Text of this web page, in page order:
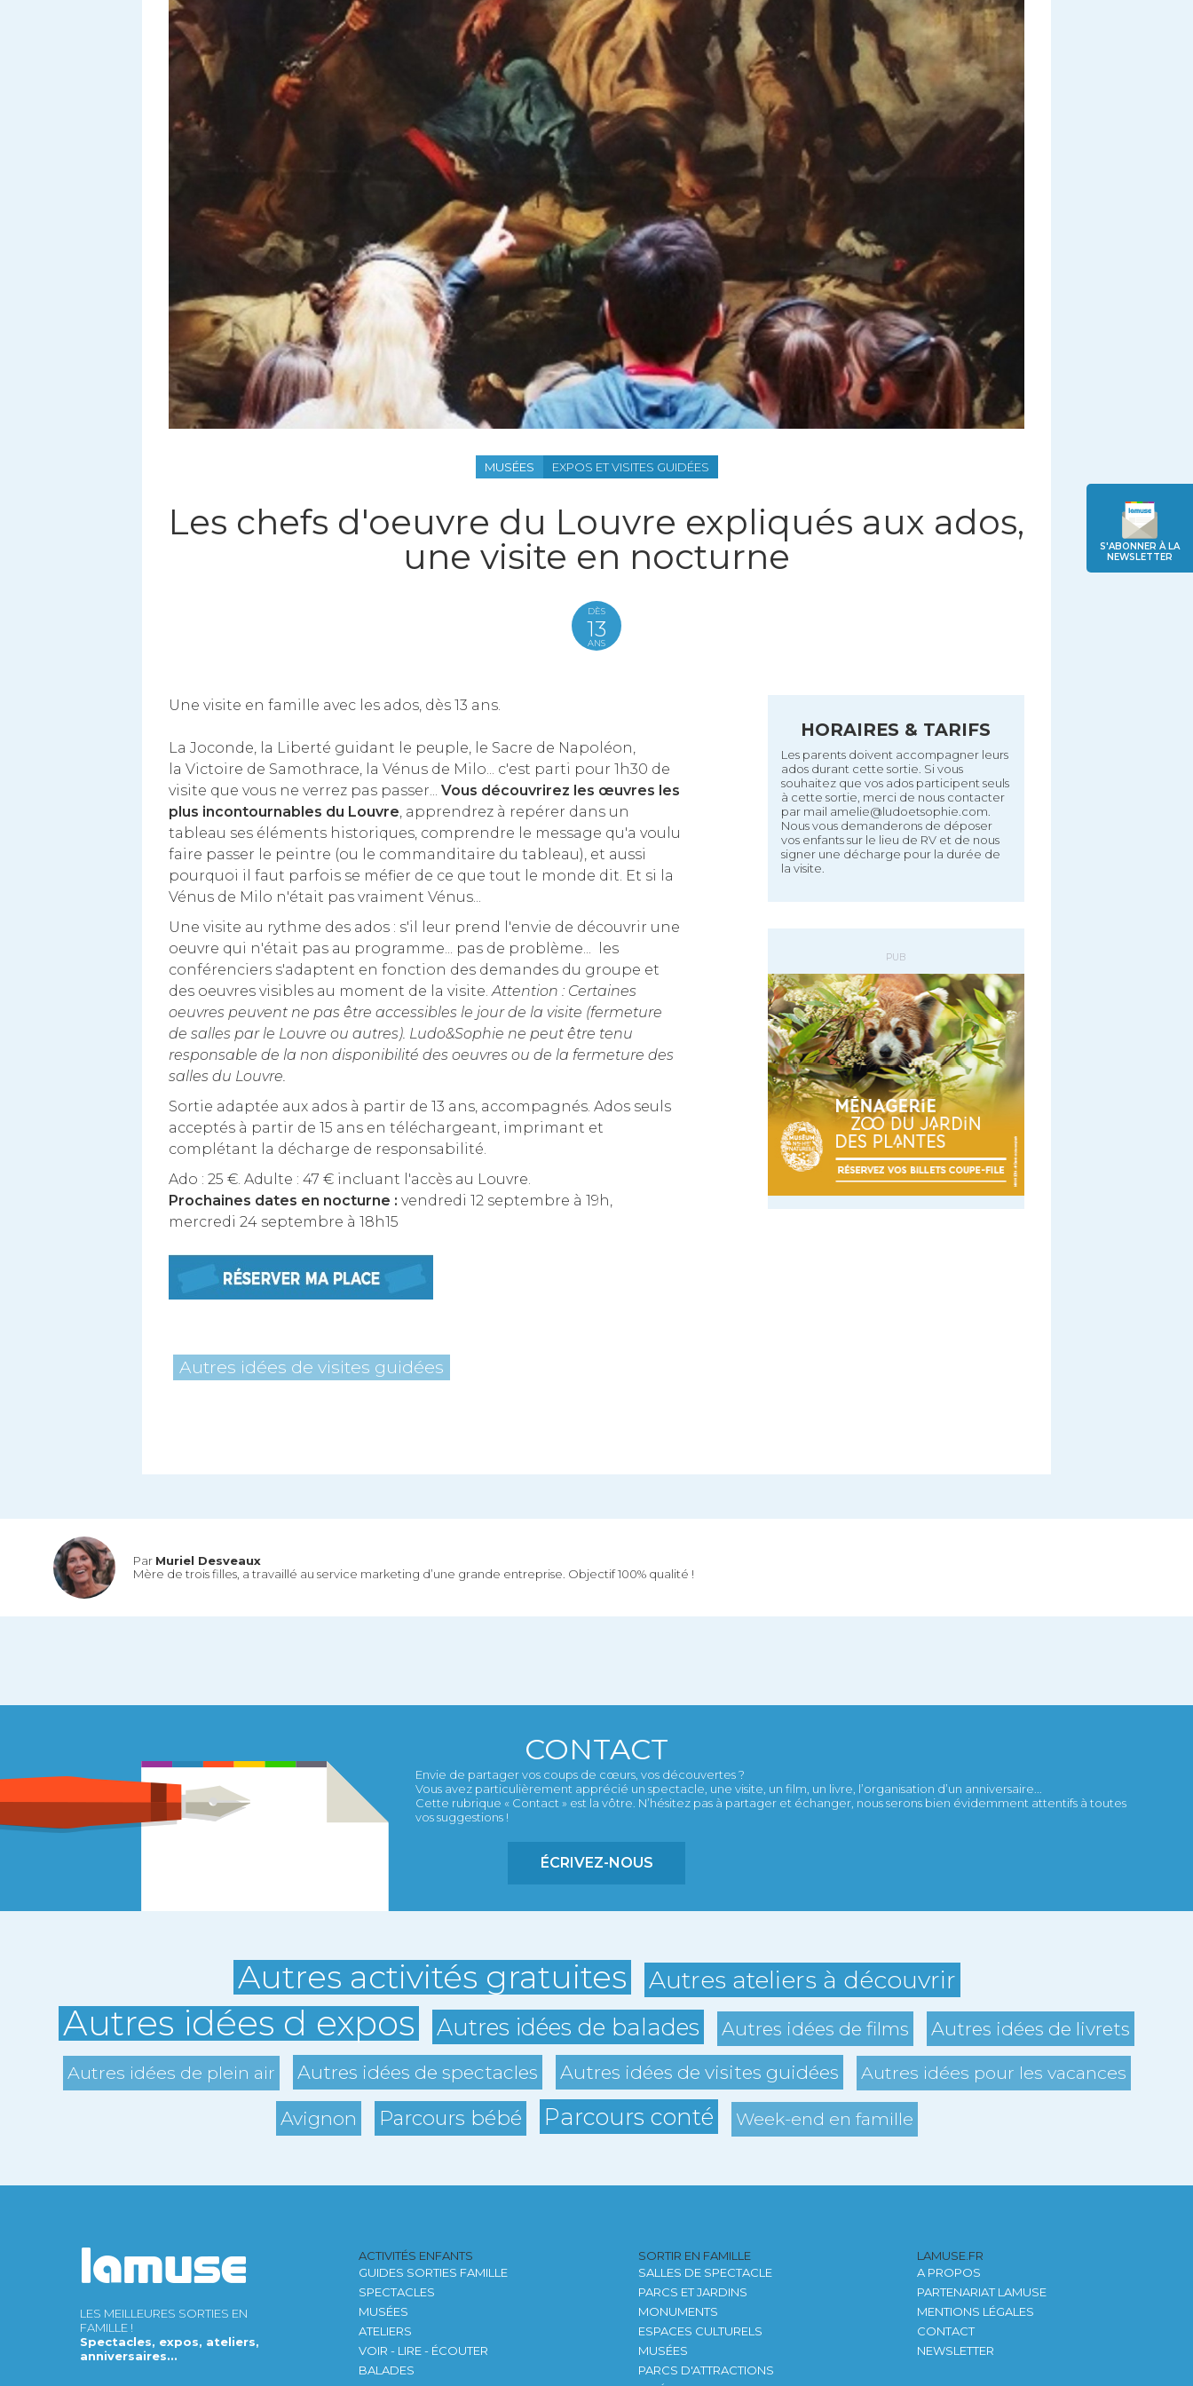
S'ABONNER À LA
NEWSLETTER
MUSÉES EXPOS ET VISITES GUIDÉES
Les chefs d'oeuvre du Louvre expliqués aux ados,
une visite en nocturne
DÈS
13
ANS
Une visite en famille avec les ados, dès 13 ans.
La Joconde, la Liberté guidant le peuple, le Sacre de Napoléon,
la Victoire de Samothrace, la Vénus de Milo... c'est parti pour 1h30 de
visite que vous ne verrez pas passer... Vous découvrirez les œuvres les
plus incontournables du Louvre, apprendrez à repérer dans un
tableau ses éléments historiques, comprendre le message qu'a voulu
faire passer le peintre (ou le commanditaire du tableau), et aussi
pourquoi il faut parfois se méfier de ce que tout le monde dit. Et si la
Vénus de Milo n'était pas vraiment Vénus...
Une visite au rythme des ados : s'il leur prend l'envie de découvrir une
oeuvre qui n'était pas au programme... pas de problème... les
conférenciers s'adaptent en fonction des demandes du groupe et
des oeuvres visibles au moment de la visite.Attention : Certaines
oeuvres peuvent ne pas être accessibles le jour de la visite (fermeture
de salles par le Louvre ou autres). Ludo&Sophie ne peut être tenu
responsable de la non disponibilité des oeuvres ou de la fermeture des
salles du Louvre.
Sortie adaptée aux ados à partir de 13 ans, accompagnés. Ados seuls
acceptés à partir de 15 ans en téléchargeant, imprimant et
complétant la décharge de responsabilité.
Ado : 25 €. Adulte : 47 € incluant l'accès au Louvre.
Prochaines dates en nocturne : vendredi 12 septembre à 19h,
mercredi 24 septembre à 18h15
Autres idées de visites guidées
HORAIRES & TARIFS
Les parents doivent accompagner leurs
ados durant cette sortie. Si vous
souhaitez que vos ados participent seuls
à cette sortie, merci de nous contacter
par mail amelie@ludoetsophie.com.
Nous vous demanderons de déposer
vos enfants sur le lieu de RV et de nous
signer une décharge pour la durée de
la visite.
PUB
Par Muriel Desveaux
Mère de trois filles, a travaillé au service marketing d’une grande entreprise. Objectif 100% qualité !
CONTACT
Envie de partager vos coups de cœurs, vos découvertes ?
Vous avez particulièrement apprécié un spectacle, une visite, un film, un livre, l’organisation d’un anniversaire...
Cette rubrique « Contact » est la vôtre. N’hésitez pas à partager et échanger, nous serons bien évidemment attentifs à toutes
vos suggestions !
ÉCRIVEZ-NOUS
Autres activités gratuites Autres ateliers à découvrir
Autres idées d expos Autres idées de balades Autres idées de films Autres idées de livrets
Autres idées de plein air Autres idées de spectacles Autres idées de visites guidées Autres idées pour les vacances
Avignon Parcours bébé Parcours conté Week-end en famille
LES MEILLEURES SORTIES EN
FAMILLE !
Spectacles, expos, ateliers,
anniversaires...
ACTIVITÉS ENFANTS
GUIDES SORTIES FAMILLE
SPECTACLES
MUSÉES
ATELIERS
VOIR - LIRE - ÉCOUTER
BALADES
SORTIR EN FAMILLE
SALLES DE SPECTACLE
PARCS ET JARDINS
MONUMENTS
ESPACES CULTURELS
MUSÉES
PARCS D'ATTRACTIONS
LAMUSE.FR
A PROPOS
PARTENARIAT LAMUSE
MENTIONS LÉGALES
CONTACT
NEWSLETTER